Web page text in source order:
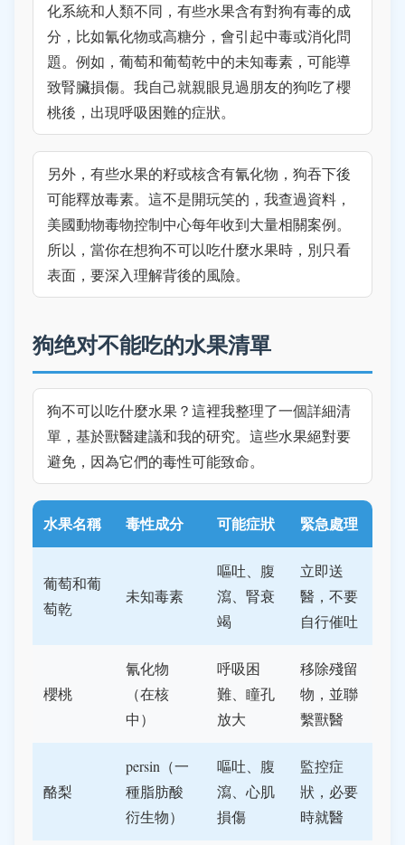
化系統和人類不同，有些水果含有對狗有毒的成
分，比如氰化物或高糖分，會引起中毒或消化問
題。例如，葡萄和葡萄乾中的未知毒素，可能導
致腎臟損傷。我自己就親眼見過朋友的狗吃了櫻
桃後，出現呼吸困難的症狀。
另外，有些水果的籽或核含有氰化物，狗吞下後
可能釋放毒素。這不是開玩笑的，我查過資料，
美國動物毒物控制中心每年收到大量相關案例。
所以，當你在想狗不可以吃什麼水果時，別只看
表面，要深入理解背後的風險。
狗绝对不能吃的水果清單
狗不可以吃什麼水果？這裡我整理了一個詳細清
單，基於獸醫建議和我的研究。這些水果絕對要
避免，因為它們的毒性可能致命。
水果名稱 毒性成分 可能症狀 緊急處理
葡萄和葡
萄乾
未知毒素
嘔吐、腹
瀉、腎衰
竭
立即送
醫，不要
自行催吐
櫻桃
氰化物
（在核
中）
呼吸困
難、瞳孔
放大
移除殘留
物，並聯
繫獸醫
酪梨
persin（一
種脂肪酸
衍生物）
嘔吐、腹
瀉、心肌
損傷
監控症
狀，必要
時就醫